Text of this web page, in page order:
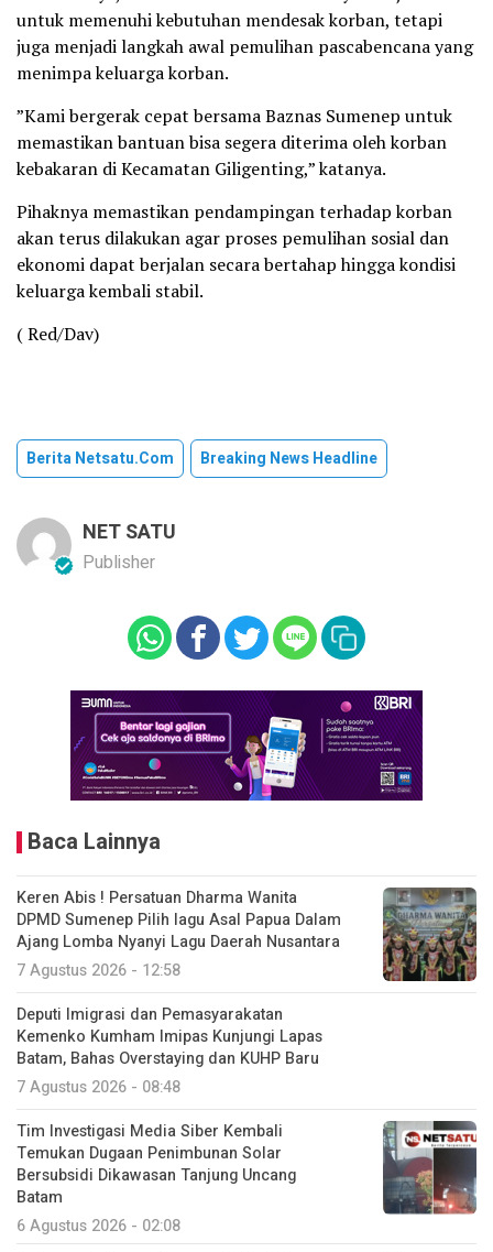
untuk memenuhi kebutuhan mendesak korban, tetapi
juga menjadi langkah awal pemulihan pascabencana yang
menimpa keluarga korban.
”Kami bergerak cepat bersama Baznas Sumenep untuk
memastikan bantuan bisa segera diterima oleh korban
kebakaran di Kecamatan Giligenting,” katanya.
Pihaknya memastikan pendampingan terhadap korban
akan terus dilakukan agar proses pemulihan sosial dan
ekonomi dapat berjalan secara bertahap hingga kondisi
keluarga kembali stabil.
( Red/Dav)
Berita Netsatu.com Breaking News Headline
NET SATU
Publisher
Baca Lainnya
Keren Abis ! Persatuan Dharma Wanita
DPMD Sumenep Pilih lagu Asal Papua Dalam
Ajang Lomba Nyanyi Lagu Daerah Nusantara
7 Agustus 2026 - 12:58
Deputi Imigrasi dan Pemasyarakatan
Kemenko Kumham Imipas Kunjungi Lapas
Batam, Bahas Overstaying dan KUHP Baru
7 Agustus 2026 - 08:48
Tim Investigasi Media Siber Kembali
Temukan Dugaan Penimbunan Solar
Bersubsidi Dikawasan Tanjung Uncang
Batam
6 Agustus 2026 - 02:08